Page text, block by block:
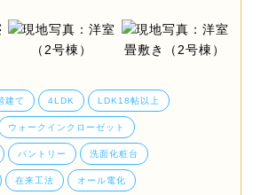
建て 4LDK LDK18帖以上
ウォークインクローゼット
パントリー 洗面化粧台
在来工法 オール電化